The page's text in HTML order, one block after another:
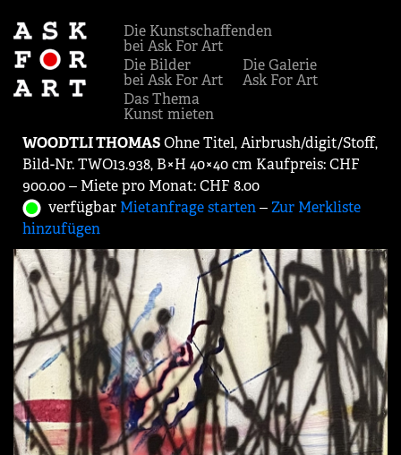
Die Kunstschaffenden
bei Ask For Art
Die Bilder
bei Ask For Art
Die Galerie
Ask For Art
Das Thema
Kunst mieten
WOODTLI THOMASOhne Titel, Airbrush/digit/Stoff,
Bild-Nr. TWO13.938, B×H 40×40 cm Kaufpreis: CHF
900.00 ‒ Miete pro Monat: CHF 8.00
verfügbar Mietanfrage starten‒Zur Merkliste
hinzufügen